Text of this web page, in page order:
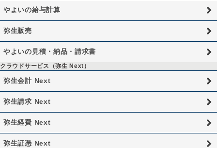
やよいの給与計算
弥生販売
やよいの見積・納品・請求書
クラウドサービス（弥生 Next）
弥生会計 Next
弥生請求 Next
弥生経費 Next
弥生証憑 Next